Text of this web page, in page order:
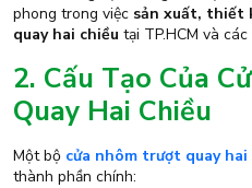
phong trong việc sản xuất, thiết
quay hai chiều tại TP.HCM và
2. Cấu Tạo Của
Quay Hai Chiều
Một bộ cửa nhôm trượt quay hai
thành phần chính: